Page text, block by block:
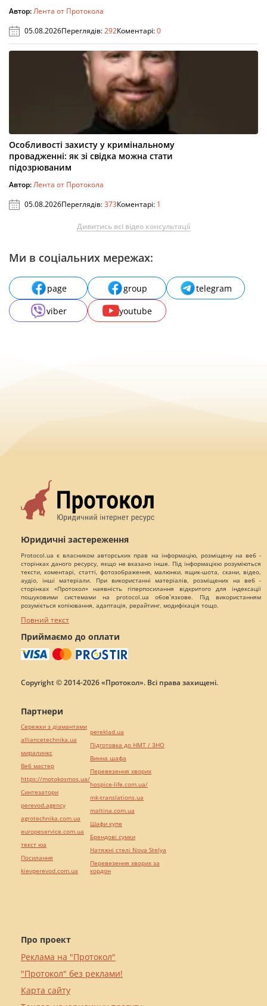
Автор:Лента от Протокола
05.08.2026Переглядів:292Коментарі:0
Особливості захисту у кримінальному
провадженні: як зі свідка можна стати
підозрюваним
Автор:Лента от Протокола
05.08.2026Переглядів:373Коментарі: 1
Дивитись всі відео консультації
Ми в соціальних мережах:
page group
telegram
viber
youtube
Юридичні застереження
Protocol.ua є власником авторських прав на інформацію, розміщену на веб -
сторінках даного ресурсу, якщо не вказано інше. Під інформацією розуміються
тексти, коментарі, статті, фотозображення, малюнки, ящик-шота, скани, відео,
аудіо, інші матеріали. При використанні матеріалів, розміщених на веб -
сторінках «Протокол» наявність гіперпосилання відкритого для індексації
пошуковими системами на protocol.ua обов`язкове. Під використанням
розуміється копіювання, адаптація, рерайтинг, модифікація тощо.
Повний текст
Приймаємо до оплати
Copyright © 2014-2026 «Протокол». Всі права захищені.
Про проект
Реклама на "Протокол"
"Протокол" без реклами!
Карта сайту
Партнери
Сережки з діамантами
alliancetechnika.ua
миралинкс
Веб мастер
https://motokosmos.ua/
Синтезатори
perevod.agency
agrotechnika.com.ua
europeservice.com.ua
текст юа
Посилання
kievperevod.com.ua
pereklad.ua
Підготовка до НМТ / ЗНО
Винна шафа
Перевезення хворих
hospice-life.com.ua/
mk-translations.ua
maltina.com.ua
Шафи купе
Брендові сумки
Натяжні стелі Nova Stelya
Перевезення хворих за
кордон